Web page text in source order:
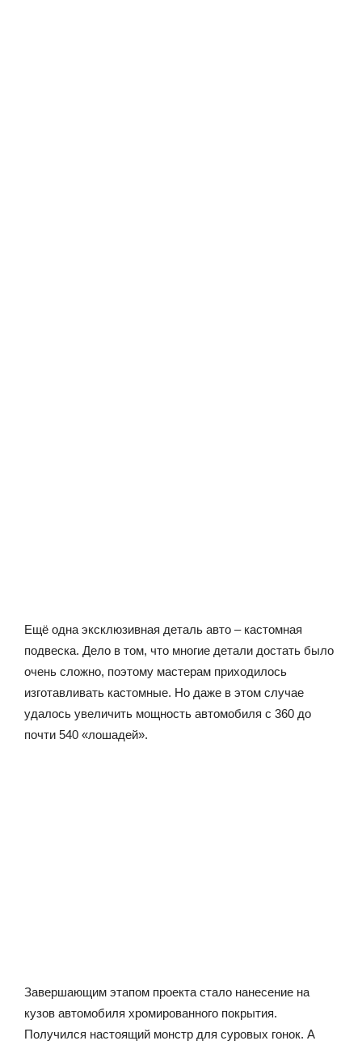
Ещё одна эксклюзивная деталь авто – кастомная
подвеска. Дело в том, что многие детали достать было
очень сложно, поэтому мастерам приходилось
изготавливать кастомные. Но даже в этом случае
удалось увеличить мощность автомобиля с 360 до
почти 540 «лошадей».
Завершающим этапом проекта стало нанесение на
кузов автомобиля хромированного покрытия.
Получился настоящий монстр для суровых гонок. А